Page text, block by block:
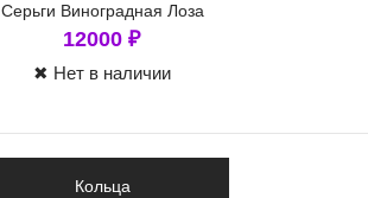
Серьги Виноградная Лоза
12000 ₽
✖ Нет в наличии
Кольца